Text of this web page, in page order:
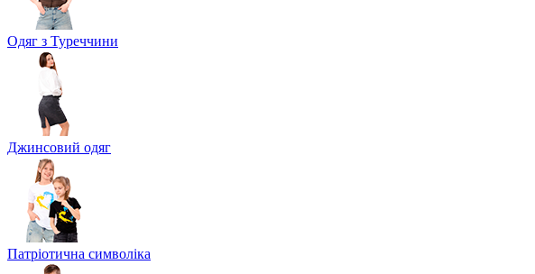
Одяг з Туреччини
Джинсовий одяг
Патріотична символіка